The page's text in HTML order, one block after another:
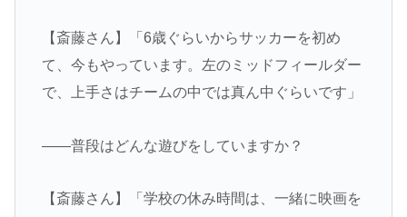
【斎藤さん】「6歳ぐらいからサッカーを初め
て、今もやっています。左のミッドフィールダー
で、上手さはチームの中では真ん中ぐらいです」
――普段はどんな遊びをしていますか？
【斎藤さん】「学校の休み時間は、一緒に映画を